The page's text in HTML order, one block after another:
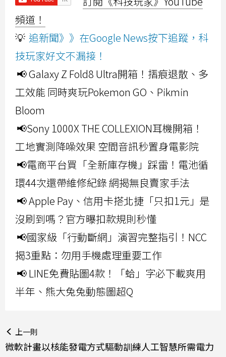
頻道！
💡 追新聞》》在Google News按下追蹤，科
技玩家好文不漏接！
📢 Galaxy Z Fold8 Ultra開箱！摺痕退散、多
工效能 同時爽玩Pokemon GO、Pikmin
Bloom
📢Sony 1000X THE COLLEXION耳機開箱！
工地實測降噪效果 空間音訊秒置身電影院
📢電商平台買「全新庫存機」踩雷！電池循
環44次還帶維修紀錄 網揭無良賣家手法
📢 Apple Pay、信用卡搭北捷「只扣1元」是
沒刷到嗎？官方曝扣款規則秒懂
📢國家級「行動斷網」演習完整指引！NCC
揭3重點：勿用手機處理重要工作
📢 LINE免費貼圖4款！「蛤」字必下載爽用
半年、熊大兔兔動態圖超Q
上一則
微軟計畫以核能發電方式驅動訓練人工智慧所需電力